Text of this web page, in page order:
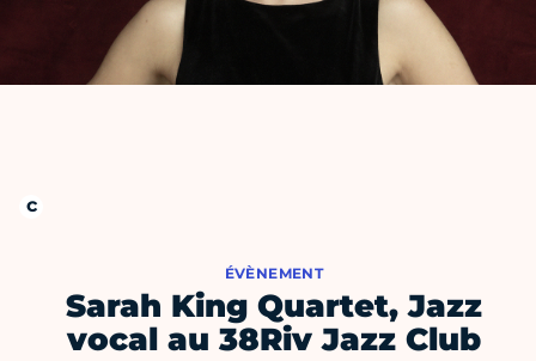
ÉVÈNEMENT
Sarah King Quartet, Jazz
vocal au 38Riv Jazz Club